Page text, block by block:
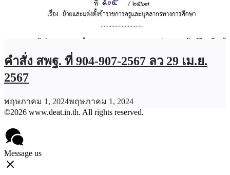
คำสั่ง สพฐ. ที่ 904-907-2567 ลว 29 เม.ย.
2567
พฤษภาคม 1, 2024พฤษภาคม 1, 2024
©2026 www.deat.in.th. All rights reserved.
Message us